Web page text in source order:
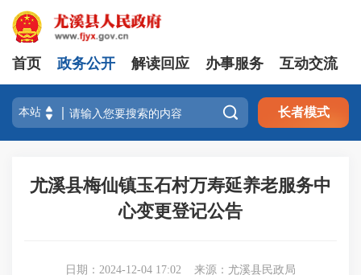
首页 政务公开 解读回应 办事服务 互动交流
 长者模式
尤溪县梅仙镇玉石村万寿延养老服务中
心变更登记公告
日期：2024-12-04 17:02 来源：尤溪县民政局